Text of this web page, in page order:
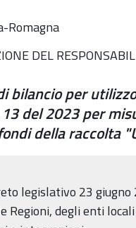
Romagna
DEL
bilancio per
13 del 2023 per
della raccolta
legislativo 23
Regioni, degli enti